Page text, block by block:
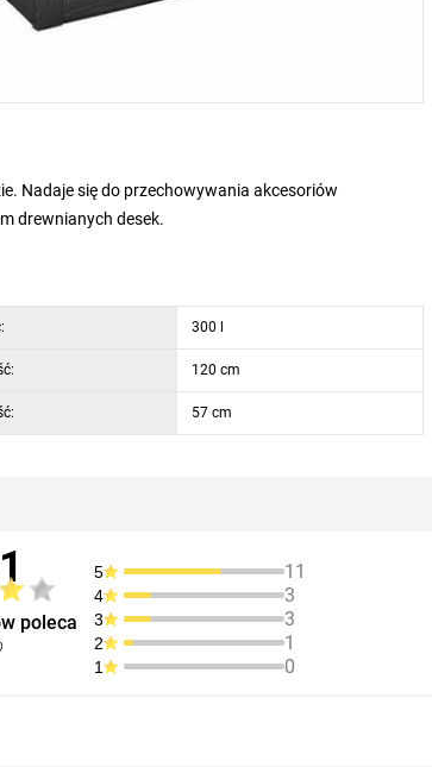
Nadaje się do przechowywania akcesoriów
drewnianych desek.
300 l
120 cm
57 cm
poleca
5 11
4 3
3 3
2 1
1 0